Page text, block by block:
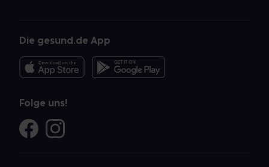
Die gesund.de App
Folge uns!